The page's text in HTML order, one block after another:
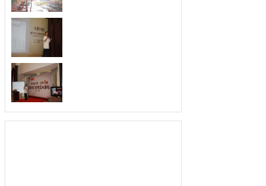
猫象征着独立、守护、自由、自信和敏
锐。梦...
梦见魔王
梦见魔王，警告你要注意有人冒充朋友
来攻击...
梦见迁移破屋
未婚男子梦见迁移破屋，说明会娶到一
梦见玉佩